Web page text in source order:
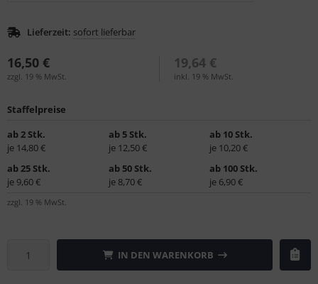
Lieferzeit: sofort lieferbar
16,50 €
zzgl. 19 % MwSt.
19,64 €
inkl. 19 % MwSt.
Staffelpreise
ab 2 Stk.
je 14,80 €
ab 5 Stk.
je 12,50 €
ab 10 Stk.
je 10,20 €
ab 25 Stk.
je 9,60 €
ab 50 Stk.
je 8,70 €
ab 100 Stk.
je 6,90 €
zzgl. 19 % MwSt.
IN DEN WARENKORB